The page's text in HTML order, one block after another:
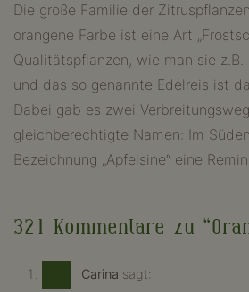
Die große Familie der
orangene Farbe ist eine Art
Qualitätspflanzen, wie man sie
und das so genannte Edelreis ist
Dabei gab es zwei
gleichberechtigte Namen: Im
Bezeichnung „Apfelsine“ eine
321 Kommentare zu “
Carina sagt: